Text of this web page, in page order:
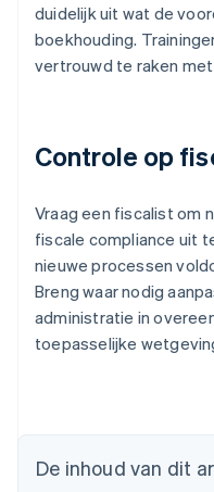
duidelijk uit wat de
boekhouding.
vertrouwd te raken
Controle op
Vraag een fiscalist om
fiscale compliance uit
nieuwe processen
Breng waar nodig
administratie in
toepasselijke
De inhoud van dit
English
Nederlands Français